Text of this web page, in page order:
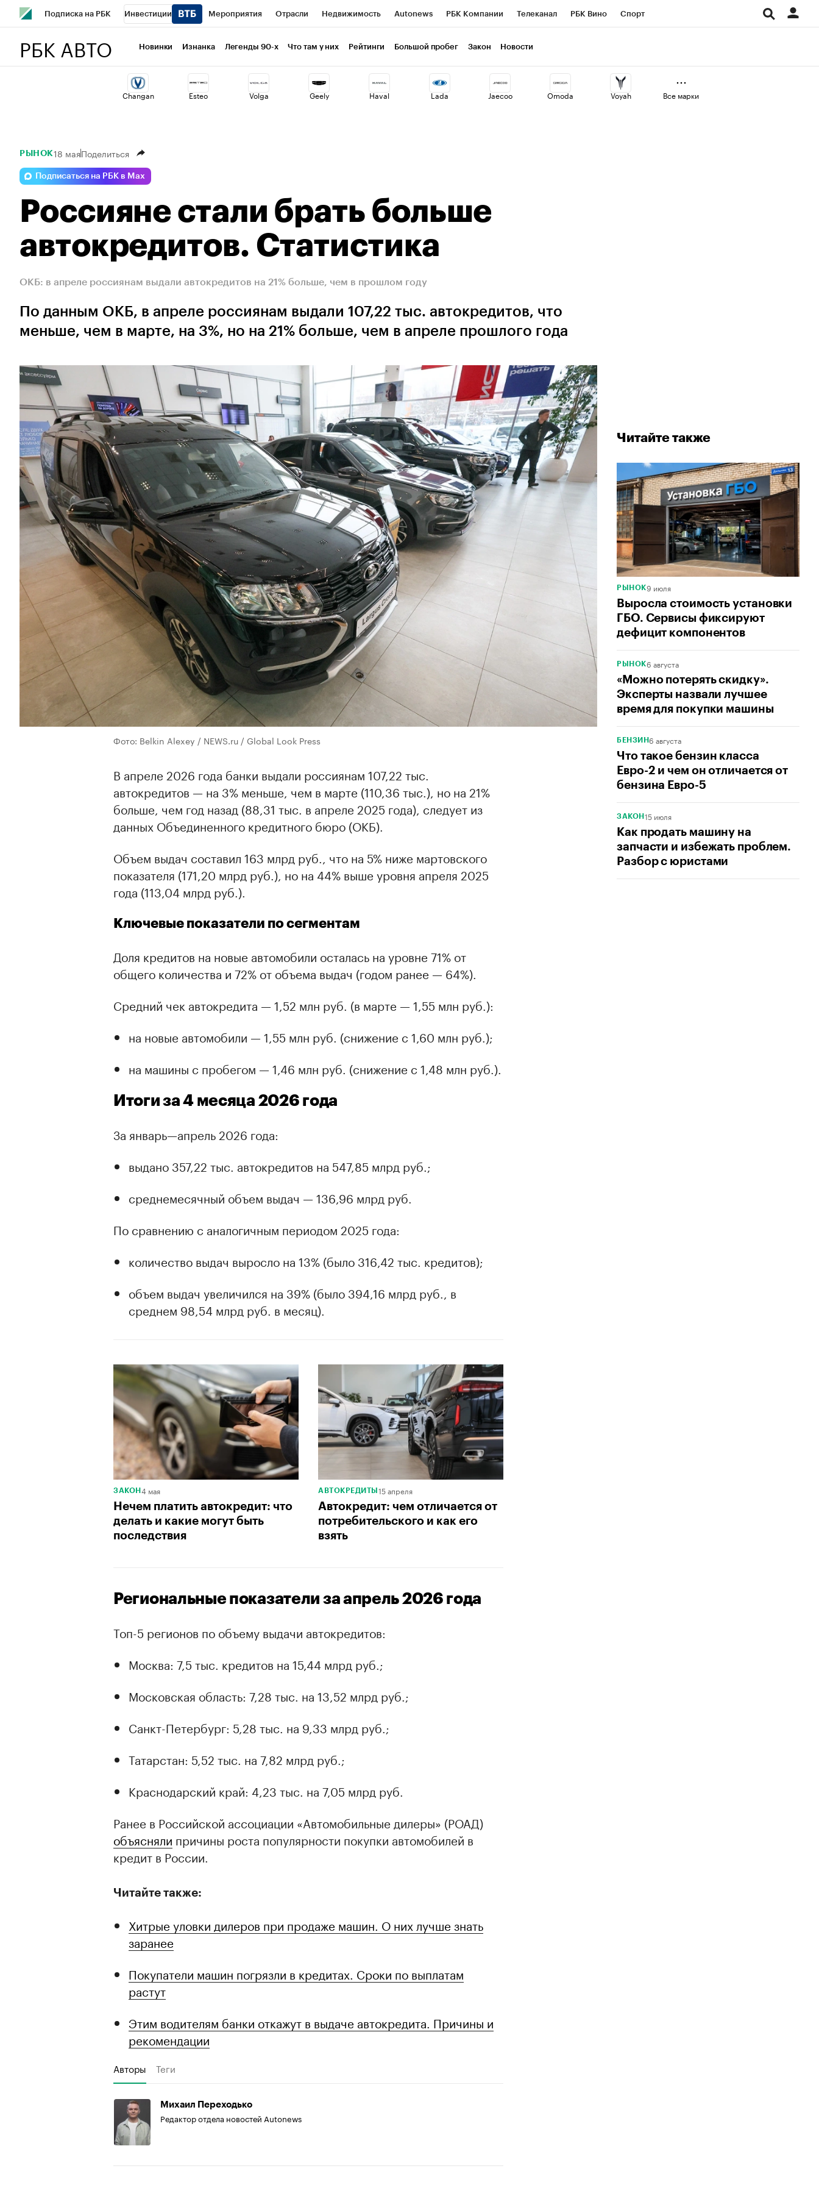
Подписка на РБК Инвестиции Мероприятия Отрасли Недвижимость Autonews РБК Компании Телеканал РБК Вино Спорт
Национальные проекты
РБК Бизнес-среда Дискуссионный клуб Исследования Кредитные рейтинги Франшизы Газета Спецпроекты СПб Конференции СПб
Проверка контрагентов Политика Экономика Бизнес Технологии и медиа Финансы Рынок наличной валюты
РБК АВТО Новинки Изнанка Легенды 90-х Что там у них Рейтинги Большой пробег Закон Новости
Changan Esteo Volga Geely Haval Lada Jaecoo Omoda Voyah Все марки
Читайте также
РЫНОК9 июля
Выросла стоимость установки
ГБО. Сервисы фиксируют
дефицит компонентов
РЫНОК6 августа
«Можно потерять скидку».
Эксперты назвали лучшее
время для покупки машины
БЕНЗИН6 августа
Что такое бензин класса
Евро-2 и чем он отличается от
бензина Евро-5
ЗАКОН 15 июля
Как продать машину на
запчасти и избежать проблем.
Разбор с юристами
РЫНОК18 маяПоделиться
Подписаться на РБК в Max
Россияне стали брать больше
автокредитов. Статистика
ОКБ: в апреле россиянам выдали автокредитов на 21% больше, чем в прошлом году
По данным ОКБ, в апреле россиянам выдали 107,22 тыс. автокредитов, что
меньше, чем в марте, на 3%, но на 21% больше, чем в апреле прошлого года
Фото: Belkin Alexey / NEWS.ru / Global Look Press
В апреле 2026 года банки выдали россиянам 107,22 тыс.
автокредитов — на 3% меньше, чем в марте (110,36 тыс.), но на 21%
больше, чем год назад (88,31 тыс. в апреле 2025 года), следует из
данных Объединенного кредитного бюро (ОКБ).
Объем выдач составил 163 млрд руб., что на 5% ниже мартовского
показателя (171,20 млрд руб.), но на 44% выше уровня апреля 2025
года (113,04 млрд руб.).
Ключевые показатели по сегментам
Доля кредитов на новые автомобили осталась на уровне 71% от
общего количества и 72% от объема выдач (годом ранее — 64%).
Средний чек автокредита — 1,52 млн руб. (в марте — 1,55 млн руб.):
на новые автомобили — 1,55 млн руб. (снижение с 1,60 млн руб.);
на машины с пробегом — 1,46 млн руб. (снижение с 1,48 млн руб.).
Итоги за 4 месяца 2026 года
За январь—апрель 2026 года:
выдано 357,22 тыс. автокредитов на 547,85 млрд руб.;
среднемесячный объем выдач — 136,96 млрд руб.
По сравнению с аналогичным периодом 2025 года:
количество выдач выросло на 13% (было 316,42 тыс. кредитов);
объем выдач увеличился на 39% (было 394,16 млрд руб., в
среднем 98,54 млрд руб. в месяц).
ЗАКОН 4 мая
Нечем платить автокредит: что
делать и какие могут быть
последствия
АВТОКРЕДИТЫ 15 апреля
Автокредит: чем отличается от
потребительского и как его
взять
Региональные показатели за апрель 2026 года
Топ-5 регионов по объему выдачи автокредитов:
Москва: 7,5 тыс. кредитов на 15,44 млрд руб.;
Московская область: 7,28 тыс. на 13,52 млрд руб.;
Санкт-Петербург: 5,28 тыс. на 9,33 млрд руб.;
Татарстан: 5,52 тыс. на 7,82 млрд руб.;
Краснодарский край: 4,23 тыс. на 7,05 млрд руб.
Ранее в Российской ассоциации «Автомобильные дилеры» (РОАД)
объясняли причины роста популярности покупки автомобилей в
кредит в России.
Читайте также:
Хитрые уловки дилеров при продаже машин. О них лучше знать
заранее
Покупатели машин погрязли в кредитах. Сроки по выплатам
растут
Этим водителям банки откажут в выдаче автокредита. Причины и
рекомендации
Авторы Теги
Михаил Переходько
Редактор отдела новостей Autonews